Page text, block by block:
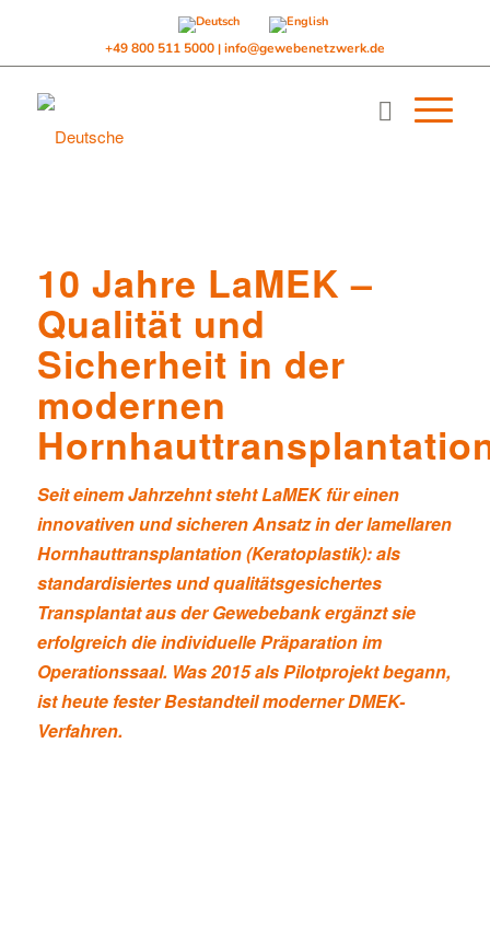
+49 800 511 5000 | info@gewebenetzwerk.de
10 Jahre LaMEK –
Qualität und
Sicherheit in der
modernen
Seit einem Jahrzehnt steht LaMEK für einen
innovativen und sicheren Ansatz in der lamellaren
Hornhauttransplantation (Keratoplastik): als
standardisiertes und qualitätsgesichertes
Transplantat aus der Gewebebank ergänzt sie
erfolgreich die individuelle Präparation im
Operationssaal. Was 2015 als Pilotprojekt begann,
ist heute fester Bestandteil moderner DMEK-
Verfahren.